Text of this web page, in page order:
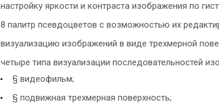
настройку яркости и контраста изображения по
8 палитр псевдоцветов с возможностью их
визуализацию изображений в виде трехмерной
четыре типа визуализации последовательностей
§ видеофильм;
§ подвижная трехмерная поверхность;